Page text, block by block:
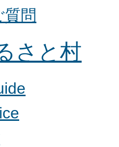
問